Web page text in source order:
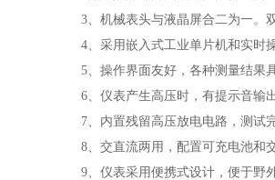
3、机械表头与液晶屏合二为一。
4、采用嵌入式工业单片机和实时
5、操作界面友好，各种测量结果
6、仪表产生高压时，有提示音输出
7、内置残留高压放电电路，测试
8、交直流两用，配置可充电池和
9、仪表采用便携式设计，便于野